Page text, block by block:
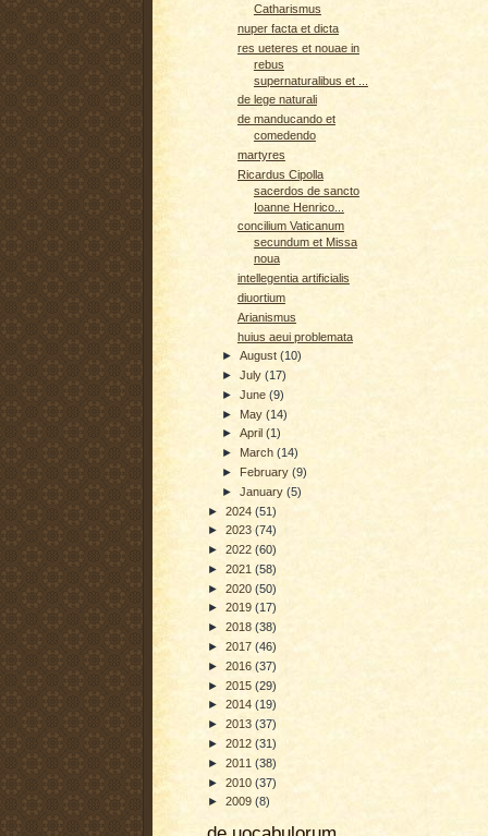
Catharismus
nuper facta et dicta
res ueteres et nouae in
rebus
supernaturalibus et ...
de lege naturali
de manducando et
comedendo
martyres
Ricardus Cipolla
sacerdos de sancto
Ioanne Henrico...
concilium Vaticanum
secundum et Missa
noua
intellegentia artificialis
diuortium
Arianismus
huius aeui problemata
►August(10)
►July(17)
►June(9)
► May(14)
►April(1)
► March(14)
► February(9)
►January(5)
► 2024 (51)
► 2023 (74)
► 2022 (60)
► 2021 (58)
► 2020 (50)
► 2019 (17)
► 2018 (38)
► 2017 (46)
► 2016 (37)
► 2015 (29)
► 2014 (19)
► 2013 (37)
► 2012 (31)
► 2011 (38)
► 2010 (37)
► 2009 (8)